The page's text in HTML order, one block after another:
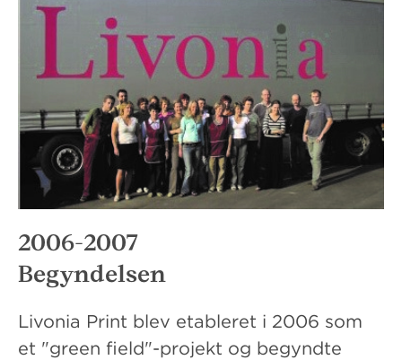
2006-2007
Begyndelsen
Livonia Print blev etableret i 2006 som
et "green field"-projekt og begyndte